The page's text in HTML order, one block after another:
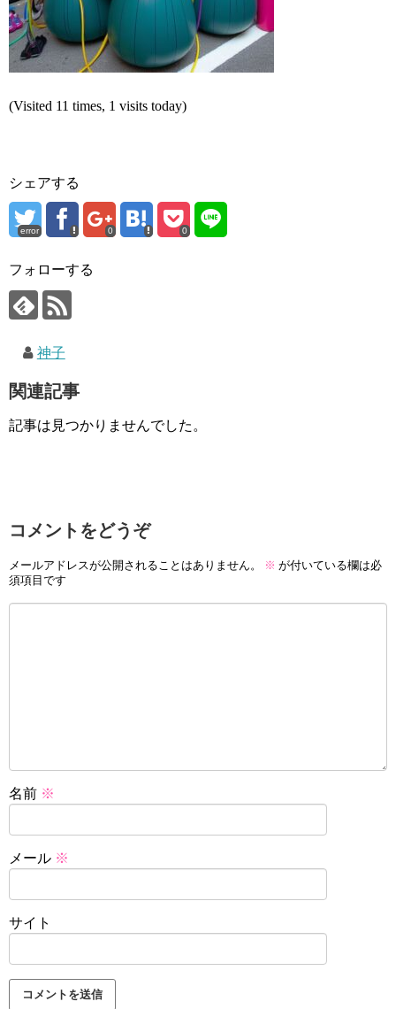
(Visited 11 times, 1 visits today)
シェアする
error 0 0
フォローする
神子
関連記事
記事は見つかりませんでした。
コメントをどうぞ
メールアドレスが公開されることはありません。 ※ が付いている欄は必
須項目です
名前 ※
メール ※
サイト